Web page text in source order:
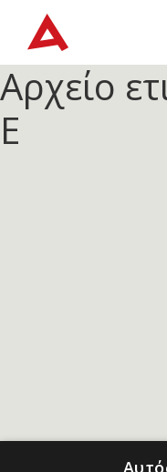
Αρχείο
Ε